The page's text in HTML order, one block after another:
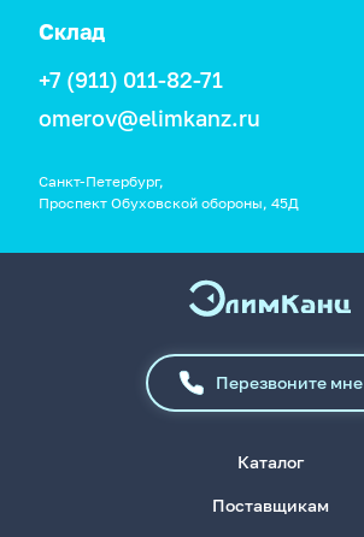
Склад
+7 (911) 011-82-71
omerov@elimkanz.ru
Санкт-Петербург,
Проспект Обуховской обороны, 45Д
Перезвоните мне
Каталог
Поставщикам